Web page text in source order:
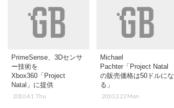
PrimeSense、3Dセンサ
ー技術を
Xbox360「Project
Natal」に提供
2010.4.1 Thu
Michael
Pachter「Project Natal
の販売価格は50ドルにな
る」
2010.2.22 Mon